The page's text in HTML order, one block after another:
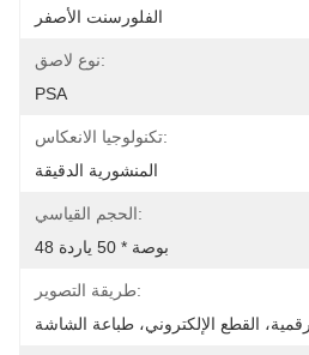
الفلورسنت الأصفر
نوع لاصق:
PSA
تكنولوجيا الانعكاس:
المنشورية الدقيقة
الحجم القياسي:
48 بوصة * 50 ياردة
طريقة التصوير:
القطع الإلكتروني، طباعة الشاشة